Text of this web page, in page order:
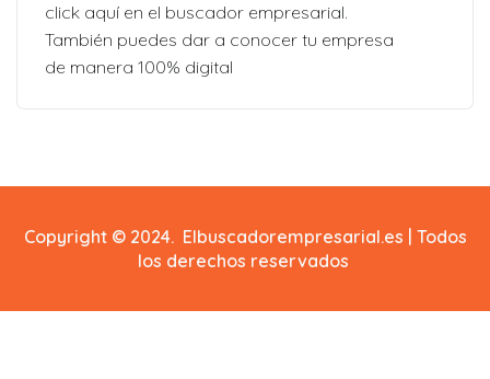
click aquí en el buscador empresarial.
También puedes dar a conocer tu empresa
de manera 100% digital
Copyright © 2024. Elbuscadorempresarial.es | Todos
los derechos reservados